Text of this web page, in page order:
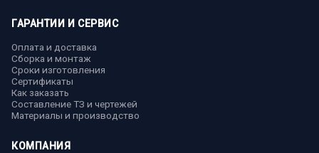
ГАРАНТИИ И СЕРВИС
Оплата и доставка
Сборка и монтаж
Сроки изготовления
Сертификаты
Как заказать
Составление ТЗ и чертежей
Материалы и производство
КОМПАНИЯ